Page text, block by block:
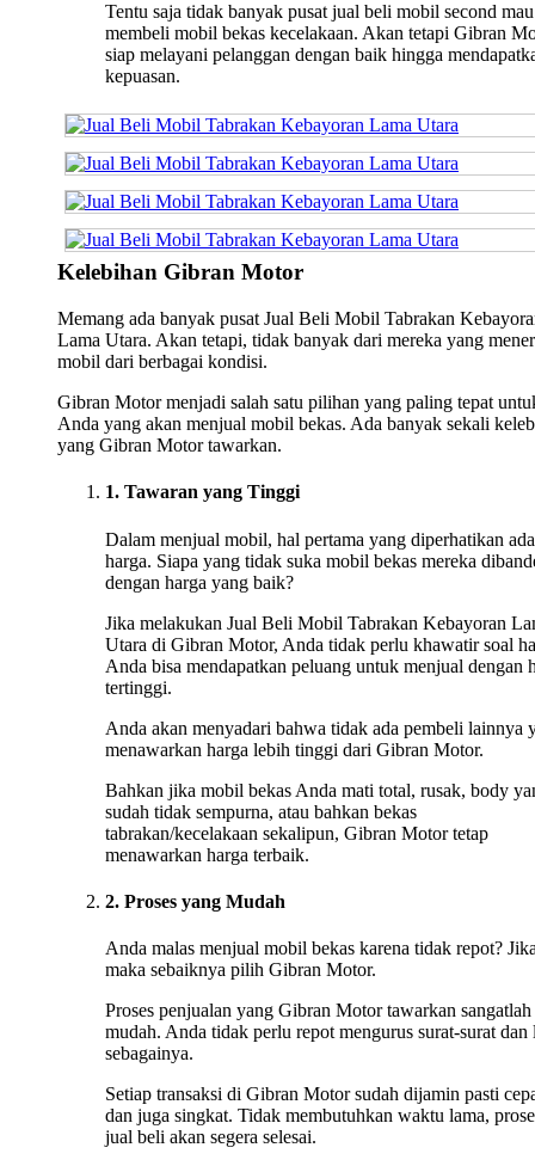
Tentu saja tidak banyak pusat jual beli mobil second mau
membeli mobil bekas kecelakaan. Akan tetapi Gibran
siap melayani pelanggan dengan baik hingga
kepuasan.
Kelebihan Gibran Motor
Memang ada banyak pusat Jual Beli Mobil Tabrakan
Lama Utara. Akan tetapi, tidak banyak dari mereka yang
mobil dari berbagai kondisi.
Gibran Motor menjadi salah satu pilihan yang paling tepat
Anda yang akan menjual mobil bekas. Ada banyak sekali
yang Gibran Motor tawarkan.
1. Tawaran yang Tinggi
Dalam menjual mobil, hal pertama yang diperhatikan
harga. Siapa yang tidak suka mobil bekas mereka
dengan harga yang baik?
Jika melakukan Jual Beli Mobil Tabrakan Kebayoran
Utara di Gibran Motor, Anda tidak perlu khawatir soal
Anda bisa mendapatkan peluang untuk menjual dengan
tertinggi.
Anda akan menyadari bahwa tidak ada pembeli lainnya
menawarkan harga lebih tinggi dari Gibran Motor.
Bahkan jika mobil bekas Anda mati total, rusak, body
sudah tidak sempurna, atau bahkan bekas
tabrakan/kecelakaan sekalipun, Gibran Motor tetap
menawarkan harga terbaik.
2. Proses yang Mudah
Anda malas menjual mobil bekas karena tidak repot?
maka sebaiknya pilih Gibran Motor.
Proses penjualan yang Gibran Motor tawarkan sangatlah
mudah. Anda tidak perlu repot mengurus surat-surat dan
sebagainya.
Setiap transaksi di Gibran Motor sudah dijamin pasti
dan juga singkat. Tidak membutuhkan waktu lama,
jual beli akan segera selesai.